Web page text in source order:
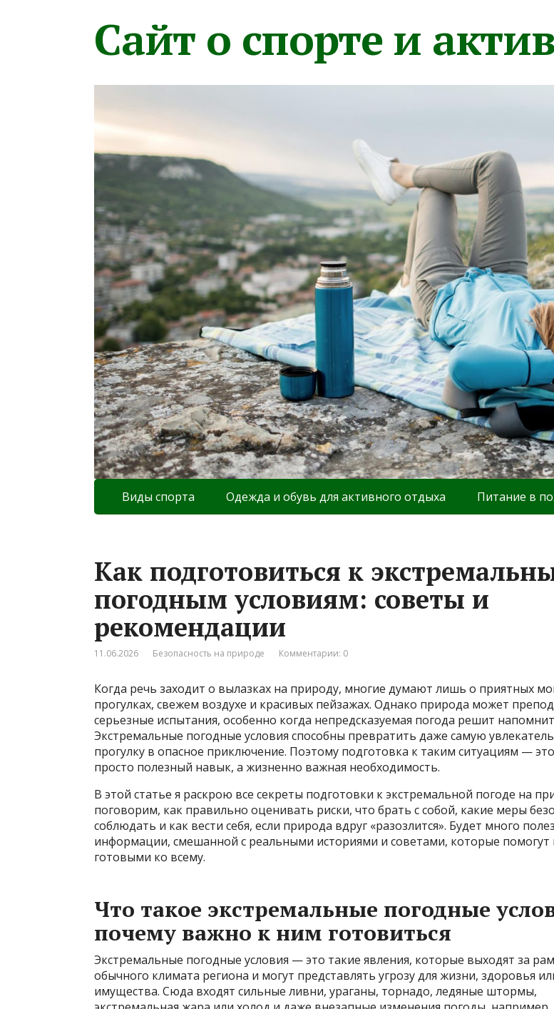
Сайт о спорте и
Виды спорта Одежда и обувь для активного отдыха Питание в
Как подготовиться к
погодным условиям: советы и
рекомендации
11.06.2026 Безопасность на природе Комментарии: 0
Когда речь заходит о вылазках на природу, многие думают лишь о приятных
прогулках, свежем воздухе и красивых пейзажах. Однако природа может
серьезные испытания, особенно когда непредсказуемая погода решит
Экстремальные погодные условия способны превратить даже самую
прогулку в опасное приключение. Поэтому подготовка к таким ситуациям —
просто полезный навык, а жизненно важная необходимость.
В этой статье я раскрою все секреты подготовки к экстремальной погоде на
поговорим, как правильно оценивать риски, что брать с собой, какие меры
соблюдать и как вести себя, если природа вдруг «разозлится». Будет много
информации, смешанной с реальными историями и советами, которые помогут
готовыми ко всему.
Что такое экстремальные погодные
почему важно к ним готовиться
Экстремальные погодные условия — это такие явления, которые выходят за
обычного климата региона и могут представлять угрозу для жизни, здоровья
имущества. Сюда входят сильные ливни, ураганы, торнадо, ледяные штормы,